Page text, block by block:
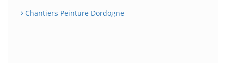
Chantiers Peinture Dordogne